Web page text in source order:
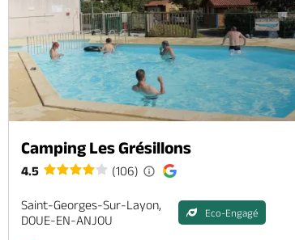
Camping Les Grésillons
4.5 (106)
Saint-Georges-Sur-Layon,
DOUE-EN-ANJOU
Eco-Engagé